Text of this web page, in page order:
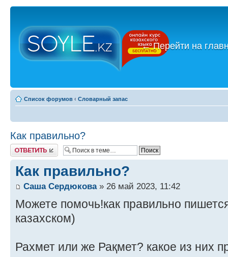
←Перейти на
Список форумов ‹ Словарный запас
Как правильно?
Ответить
Как правильно?
Саша Сердюкова» 26 май 2023, 11:42
Можете помочь!как правильно
казахском)
Рахмет или же Рақмет? какое из них